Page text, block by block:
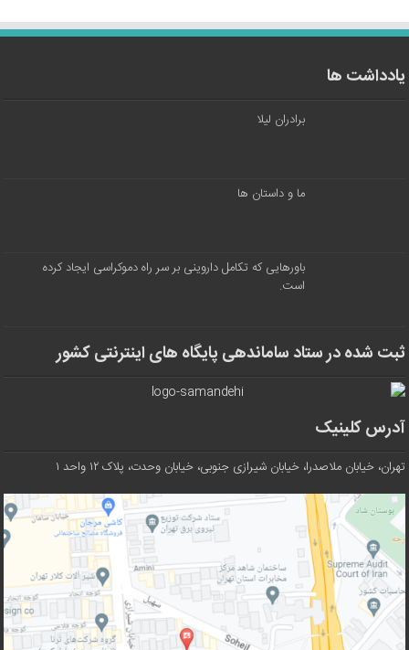
یادداشت ها
برادران لیلا
ما و داستان ها
باورهایی که تکامل داروینی بر سر راه دموکراسی ایجاد کرده
است.
ثبت شده در ستاد ساماندهی پایگاه های اینترنتی کشور
آدرس کلینیک
تهران، خیابان ملاصدرا، خیابان شیرازی جنوبی، خیابان وحدت، پلاک ۱۲ واحد ۱